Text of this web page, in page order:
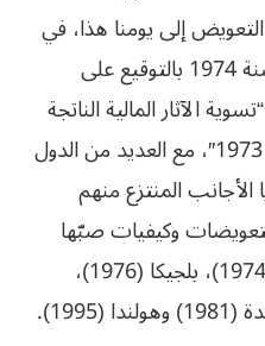
إلى يومنا هذا، في
حين قامت الرباط ابتداء من سنة 1974 بالتوقيع على
الآثار المالية الناتجة
عن تطبيق الظهير الملكي لعام 1973″، مع العديد من الدول
الأجانب المنتزع منهم
وكيفيات صبّها
لمستحقيها، على غرار فرنسا (1974)، بلجيكا (1976)،